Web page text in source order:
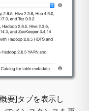
要]タブを表示し